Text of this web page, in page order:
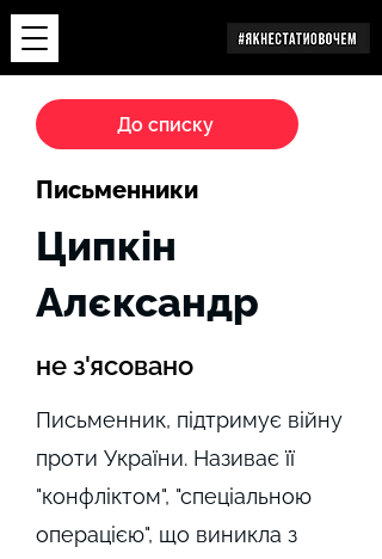
До списку
Письменники
не з'ясовано
Ципкін
Алєксандр
Письменник, підтримує війну
проти України. Називає її
"конфліктом", "спеціальною
операцією", що виникла з